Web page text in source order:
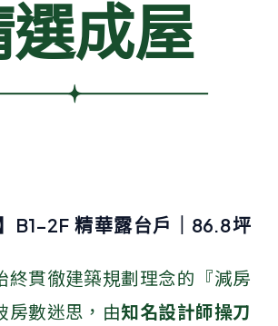
選成屋​
B1-2F 精華露台戶｜86.8坪
終貫徹建築規劃理念的『減房
房數迷思，由知名設計師操刀